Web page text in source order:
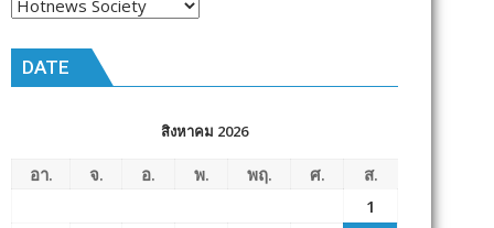
DATE
สิงหาคม 2026
อา. จ. อ. พ. พฤ. ศ.
ส.
1